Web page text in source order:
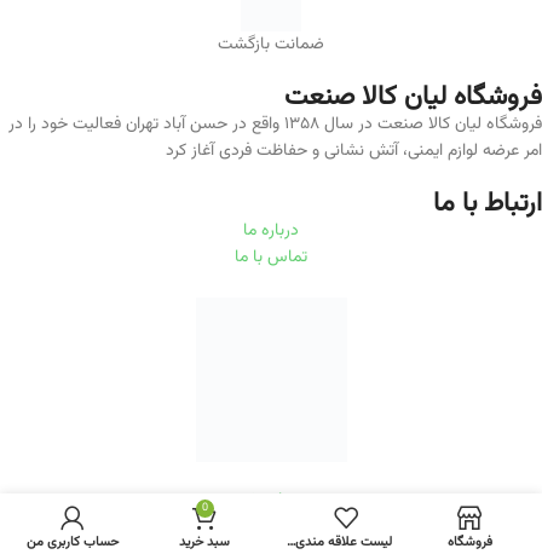
ضمانت بازگشت
فروشگاه لیان‌ کالا صنعت
فروشگاه لیان کالا صنعت در سال ۱۳۵۸ واقع در حسن آباد تهران فعالیت خود را در
امر عرضه لوازم ایمنی، آتش نشانی و حفاظت فردی آغاز کرد
ارتباط با ما
درباره ما
تماس با ما
فروشگاه لیست علاقه مندی ها
0
سبد خرید حساب کاربری من